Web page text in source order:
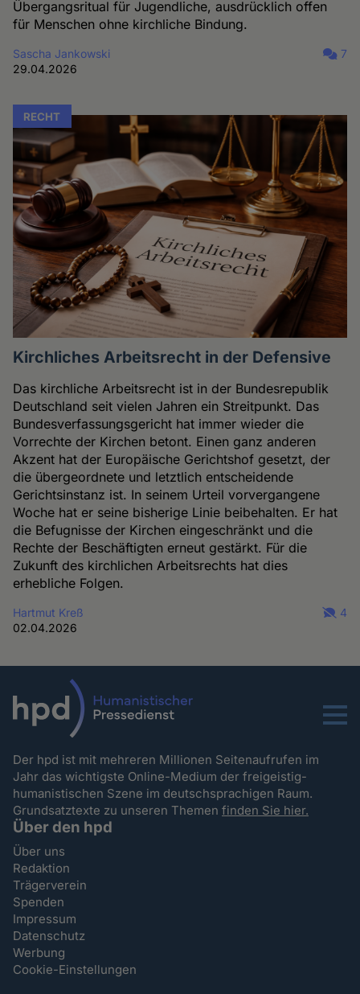
Übergangsritual für Jugendliche, ausdrücklich offen
für Menschen ohne kirchliche Bindung.
Sascha Jankowski
29.04.2026
7
RECHT
Kirchliches Arbeitsrecht in der Defensive
Das kirchliche Arbeitsrecht ist in der Bundesrepublik
Deutschland seit vielen Jahren ein Streitpunkt. Das
Bundesverfassungsgericht hat immer wieder die
Vorrechte der Kirchen betont. Einen ganz anderen
Akzent hat der Europäische Gerichtshof gesetzt, der
die übergeordnete und letztlich entscheidende
Gerichtsinstanz ist. In seinem Urteil vorvergangene
Woche hat er seine bisherige Linie beibehalten. Er hat
die Befugnisse der Kirchen eingeschränkt und die
Rechte der Beschäftigten erneut gestärkt. Für die
Zukunft des kirchlichen Arbeitsrechts hat dies
erhebliche Folgen.
Hartmut Kreß
02.04.2026
4
Menu
Der hpd ist mit mehreren Millionen Seitenaufrufen im
Jahr das wichtigste Online-Medium der freigeistig-
humanistischen Szene im deutschsprachigen Raum.
Grundsatztexte zu unseren Themenfinden Sie hier.
Über den hpd
Über uns
Redaktion
Trägerverein
Spenden
Impressum
Datenschutz
Werbung
Cookie-Einstellungen